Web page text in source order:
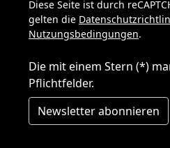
Diese Seite ist durch
gelten die
Nutzungsbedingungen.
Die mit einem Stern (*)
Pflichtfelder.
Newsletter abonnieren